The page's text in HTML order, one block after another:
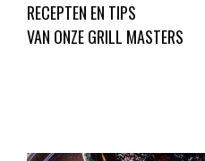
RECEPTEN EN TIPS
VAN ONZE GRILL MASTERS